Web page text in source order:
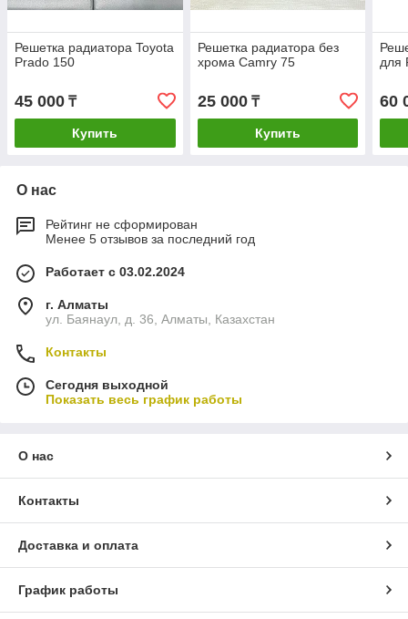
Решетка радиатора Toyota
Prado 150
45 000 ₸
Купить
Решетка радиатора без
хрома Camry 75
25 000₸
Купить
для
60
О нас
Рейтинг не сформирован
Менее 5 отзывов за последний год
Работает с 03.02.2024
г. Алматы
ул. Баянаул, д. 36, Алматы, Казахстан
Контакты
Сегодня выходной
Показать весь график работы
О нас
Контакты
Доставка и оплата
График работы